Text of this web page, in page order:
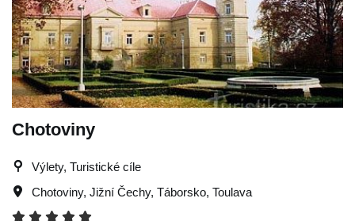
Chotoviny
Výlety, Turistické cíle
Chotoviny, Jižní Čechy, Táborsko, Toulava